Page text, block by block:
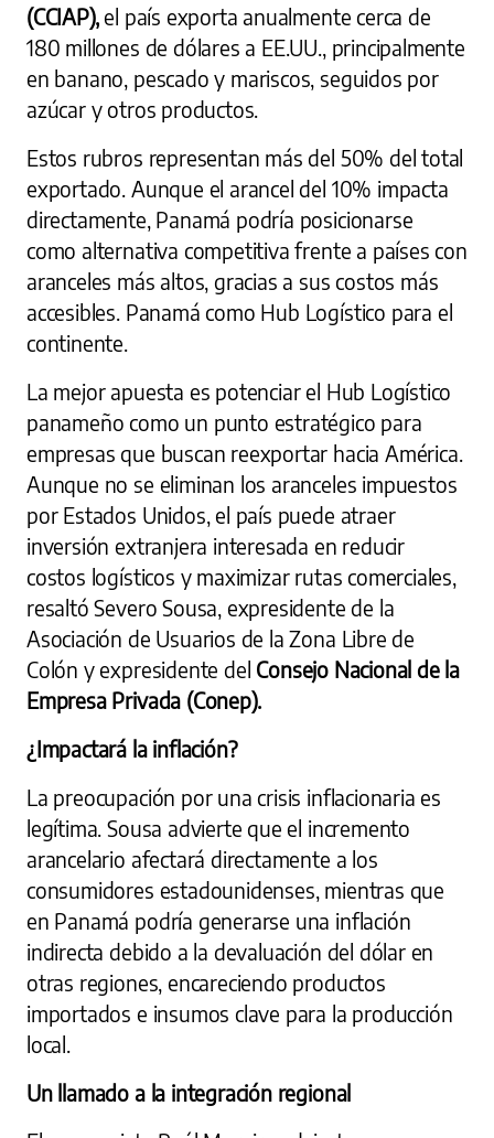
(CCIAP),el país exporta anualmente cerca de
180 millones de dólares a EE.UU., principalmente
en banano, pescado y mariscos, seguidos por
azúcar y otros productos.
Estos rubros representan más del 50% del total
exportado. Aunque el arancel del 10% impacta
directamente, Panamá podría posicionarse
como alternativa competitiva frente a países con
aranceles más altos, gracias a sus costos más
accesibles. Panamá como Hub Logístico para el
continente.
La mejor apuesta es potenciar el Hub Logístico
panameño como un punto estratégico para
empresas que buscan reexportar hacia América.
Aunque no se eliminan los aranceles impuestos
por Estados Unidos, el país puede atraer
inversión extranjera interesada en reducir
costos logísticos y maximizar rutas comerciales,
resaltó Severo Sousa, expresidente de la
Asociación de Usuarios de la Zona Libre de
Colón y expresidente del Consejo Nacional de la
Empresa Privada (Conep).
¿Impactará la inflación?
La preocupación por una crisis inflacionaria es
legítima. Sousa advierte que el incremento
arancelario afectará directamente a los
consumidores estadounidenses, mientras que
en Panamá podría generarse una inflación
indirecta debido a la devaluación del dólar en
otras regiones, encareciendo productos
importados e insumos clave para la producción
local.
Un llamado a la integración regional